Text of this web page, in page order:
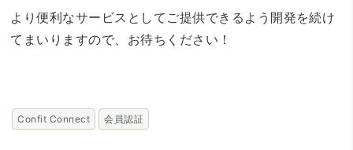
より便利なサービスとしてご提供できるよう開発を続け
てまいりますので、お待ちください！
Confit Connect 会員認証